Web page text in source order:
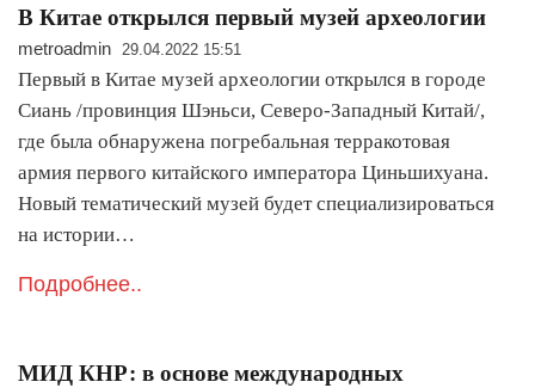
В Китае открылся первый музей археологии
metroadmin 29.04.2022 15:51
Первый в Китае музей археологии открылся в городе
Сиань /провинция Шэньси, Северо-Западный Китай/,
где была обнаружена погребальная терракотовая
армия первого китайского императора Циньшихуана.
Новый тематический музей будет специализироваться
на истории…
Подробнее..
МИД КНР: в основе международных